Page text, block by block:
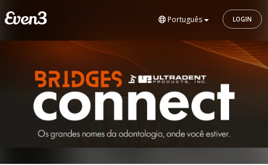
Português LOGIN